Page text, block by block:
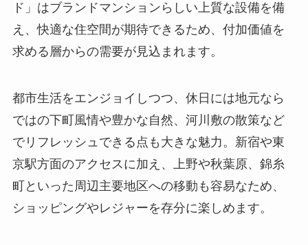
ド」はブランドマンションらしい上質な設備を備
え、快適な住空間が期待できるため、付加価値を
求める層からの需要が見込まれます。
都市生活をエンジョイしつつ、休日には地元なら
ではの下町風情や豊かな自然、河川敷の散策など
でリフレッシュできる点も大きな魅力。新宿や東
京駅方面のアクセスに加え、上野や秋葉原、錦糸
町といった周辺主要地区への移動も容易なため、
ショッピングやレジャーを存分に楽しめます。